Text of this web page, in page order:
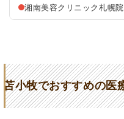
湘南美容クリニック札幌
苫小牧でおすすめの医